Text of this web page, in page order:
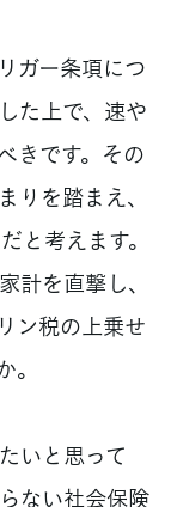
ガー条項につ
た上で、速や
きです。その
を踏まえ、
と考えます。
を直撃し、
ン税の上乗せ
いと思って
ない社会保険